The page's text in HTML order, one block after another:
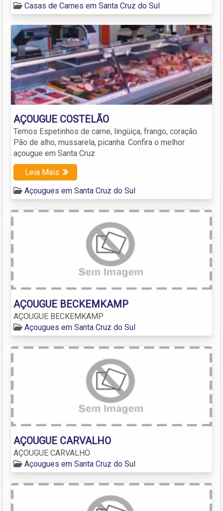
Casas de Carnes em Santa Cruz do Sul
AÇOUGUE COSTELÃO
Temos Espetinhos de carne, lingüiça, frango, coração.
Pão de alho, mussarela, picanha. Confira o melhor
açougue em Santa Cruz
Leia Mais
Açougues em Santa Cruz do Sul
AÇOUGUE BECKEMKAMP
AÇOUGUE BECKEMKAMP
Açougues em Santa Cruz do Sul
AÇOUGUE CARVALHO
AÇOUGUE CARVALHO
Açougues em Santa Cruz do Sul